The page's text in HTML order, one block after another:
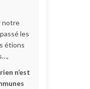
notre
les
étions
n’est